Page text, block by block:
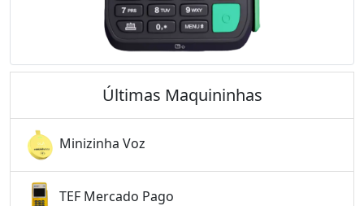
Últimas Maquininhas
Minizinha Voz
TEF Mercado Pago